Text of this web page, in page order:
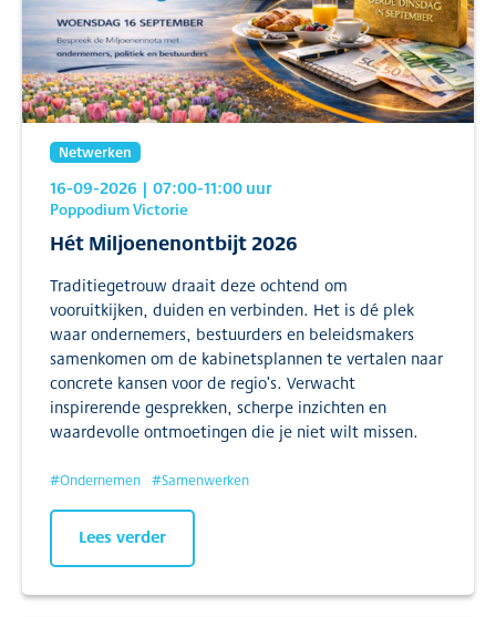
Netwerken
16-09-2026 | 07:00-11:00uur
Poppodium Victorie
Hét Miljoenenontbijt 2026
Traditiegetrouw draait deze ochtend om
vooruitkijken, duiden en verbinden. Het is dé plek
waar ondernemers, bestuurders en beleidsmakers
samenkomen om de kabinetsplannen te vertalen naar
concrete kansen voor de regio’s. Verwacht
inspirerende gesprekken, scherpe inzichten en
waardevolle ontmoetingen die je niet wilt missen.
#Ondernemen #Samenwerken
Lees verder